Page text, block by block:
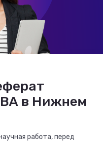
в Нижнем
работа, перед